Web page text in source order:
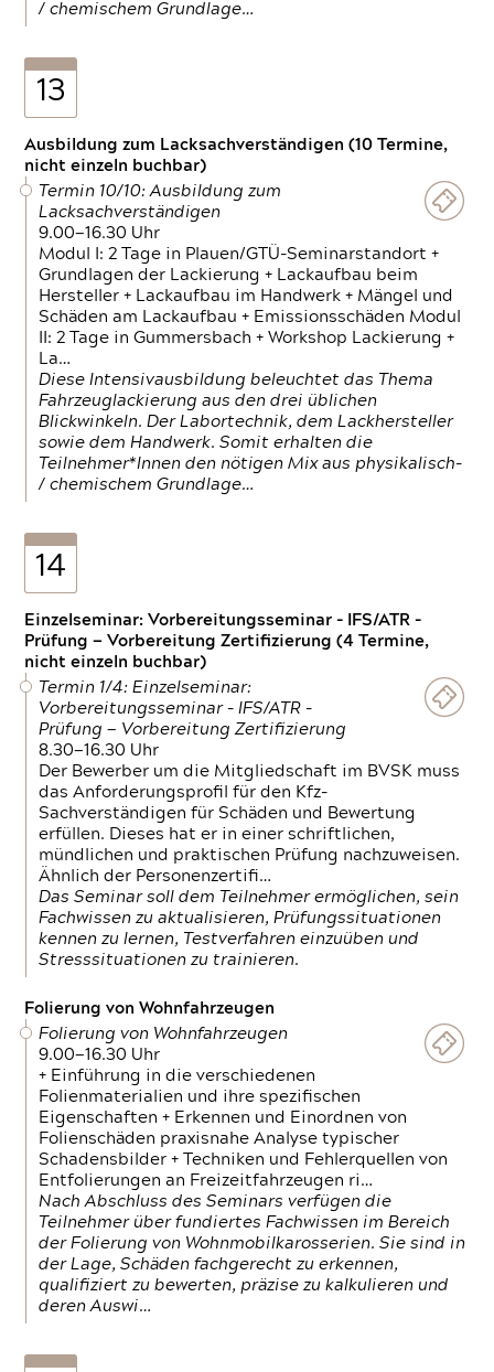
/ chemischem Grundlage…
13
Ausbildung zum Lacksachverständigen (10 Termine,
nicht einzeln buchbar)
Termin 10/10: Ausbildung zum
Lacksachverständigen
9.00—16.30 Uhr
Modul I: 2 Tage in Plauen/GTÜ-Seminarstandort +
Grundlagen der Lackierung + Lackaufbau beim
Hersteller + Lackaufbau im Handwerk + Mängel und
Schäden am Lackaufbau + Emissionsschäden Modul
II: 2 Tage in Gummersbach + Workshop Lackierung +
La…
Diese Intensivausbildung beleuchtet das Thema
Fahrzeuglackierung aus den drei üblichen
Blickwinkeln. Der Labortechnik, dem Lackhersteller
sowie dem Handwerk. Somit erhalten die
Teilnehmer*Innen den nötigen Mix aus physikalisch-
/ chemischem Grundlage…
14
Einzelseminar: Vorbereitungsseminar - IFS/ATR -
Prüfung — Vorbereitung Zertifizierung (4 Termine,
nicht einzeln buchbar)
Termin 1/4: Einzelseminar:
Vorbereitungsseminar - IFS/ATR -
Prüfung — Vorbereitung Zertifizierung
8.30—16.30 Uhr
Der Bewerber um die Mitgliedschaft im BVSK muss
das Anforderungsprofil für den Kfz-
Sachverständigen für Schäden und Bewertung
erfüllen. Dieses hat er in einer schriftlichen,
mündlichen und praktischen Prüfung nachzuweisen.
Ähnlich der Personenzertifi…
Das Seminar soll dem Teilnehmer ermöglichen, sein
Fachwissen zu aktualisieren, Prüfungssituationen
kennen zu lernen, Testverfahren einzuüben und
Stresssituationen zu trainieren.
Folierung von Wohnfahrzeugen
Folierung von Wohnfahrzeugen
9.00—16.30 Uhr
+ Einführung in die verschiedenen
Folienmaterialien und ihre spezifischen
Eigenschaften + Erkennen und Einordnen von
Folienschäden praxisnahe Analyse typischer
Schadensbilder + Techniken und Fehlerquellen von
Entfolierungen an Freizeitfahrzeugen ri…
Nach Abschluss des Seminars verfügen die
Teilnehmer über fundiertes Fachwissen im Bereich
der Folierung von Wohnmobilkarosserien. Sie sind in
der Lage, Schäden fachgerecht zu erkennen,
qualifiziert zu bewerten, präzise zu kalkulieren und
deren Auswi…